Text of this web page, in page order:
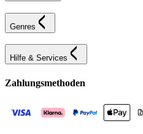
Genres
Hilfe & Services
Zahlungsmethoden